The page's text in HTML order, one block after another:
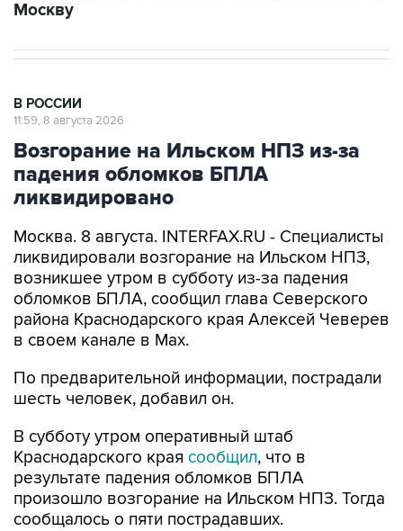
Москву
В РОССИИ
11:59, 8 августа 2026
Возгорание на Ильском НПЗ из-за
падения обломков БПЛА
ликвидировано
Москва. 8 августа. INTERFAX.RU - Специалисты
ликвидировали возгорание на Ильском НПЗ,
возникшее утром в субботу из-за падения
обломков БПЛА, сообщил глава Северского
района Краснодарского края Алексей Чеверев
в своем канале в Max.
По предварительной информации, пострадали
шесть человек, добавил он.
В субботу утром оперативный штаб
Краснодарского края сообщил, что в
результате падения обломков БПЛА
произошло возгорание на Ильском НПЗ. Тогда
сообщалось о пяти пострадавших.